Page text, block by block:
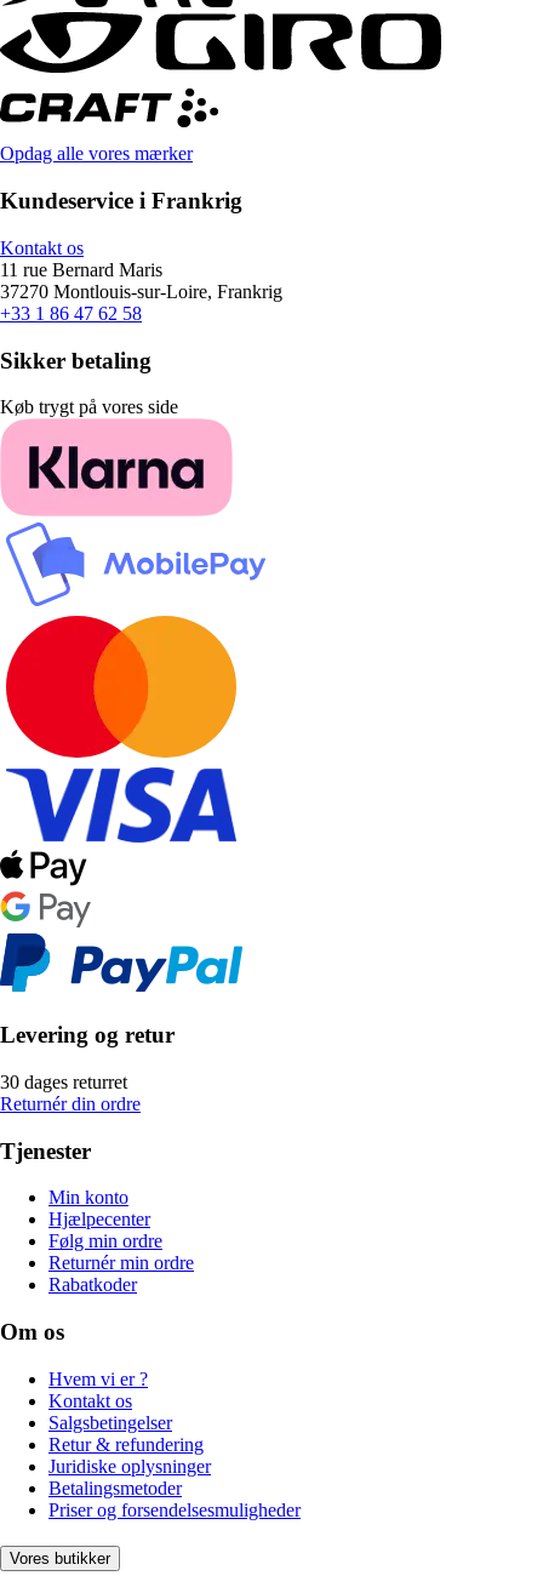
Opdag alle vores mærker
Kundeservice i Frankrig
Kontakt os
11 rue Bernard Maris
37270 Montlouis-sur-Loire, Frankrig
+33 1 86 47 62 58
Sikker betaling
Køb trygt på vores side
Levering og retur
30 dages returret
Returnér din ordre
Tjenester
Min konto
Hjælpecenter
Følg min ordre
Returnér min ordre
Rabatkoder
Om os
Hvem vi er ?
Kontakt os
Salgsbetingelser
Retur & refundering
Juridiske oplysninger
Betalingsmetoder
Priser og forsendelsesmuligheder
Vores butikker